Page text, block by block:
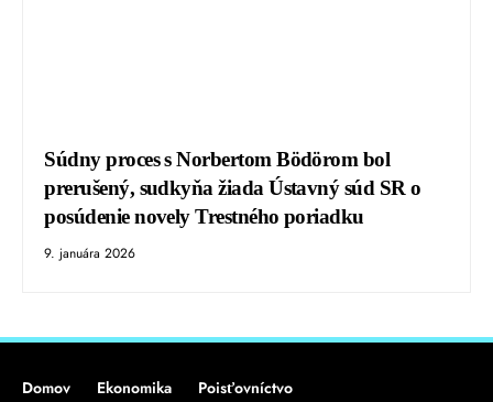
Súdny proces s Norbertom Bödörom bol
prerušený, sudkyňa žiada Ústavný súd SR o
posúdenie novely Trestného poriadku
9. januára 2026
Domov Ekonomika Poisťovníctvo